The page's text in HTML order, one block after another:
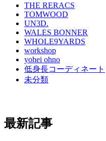
THE RERACS
TOMWOOD
UN3D.
WALES BONNER
WHOLE9YARDS
workshop
yohei ohno
低身長コーディネート
未分類
最新記事